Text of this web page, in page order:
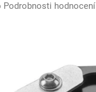
Podrobnosti hodnocení